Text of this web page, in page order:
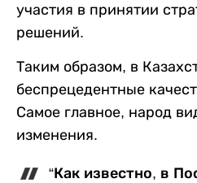
участия в принятии
решений.
Таким образом, в
беспрецедентные
Самое главное, народ
изменения.
“Как известно, в